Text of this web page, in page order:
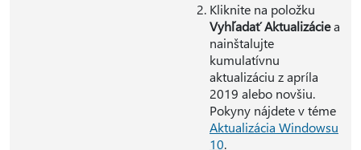
Kliknite na položku
Vyhľadať Aktualizáciea
nainštalujte
kumulatívnu
aktualizáciu z apríla
2019 alebo novšiu.
Pokyny nájdete v téme
Aktualizácia Windowsu
10.